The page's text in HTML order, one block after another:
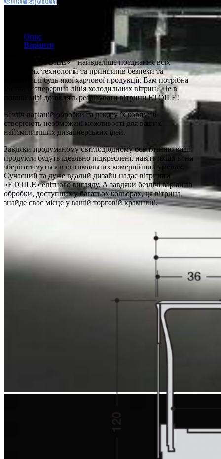
Опис
Варіанти
Вітрини «ETOILE» – найвдаліше поєднання всіх
передових технологій та принципів безпеки та
презентації будь-якої харчової продукції. Вам потрібна
містка безперервна лінія холодильних вітрин? Це в
повній мірі дозволять реалізувати вітрини ETOILE!
Безліч варіацій обробки та декору їх корпусів
створюють необмежені можливості для ваших
найсміливіших дизайнерських ідей.
Завдяки продуманому світлодіодному освітленню ваші
продукти будуть ідеально підкреслені, навіть якщо вони
зберігатимуться в оптимальних комерційних умовах.
Сучасний та дуже вдалий дизайн надає вітринам
«ETOILE» елітного вигляду. А завдяки безлічі варіантів
обробки, доступних у багатьох кольорах, ця вітрина
знайде своє місце у вашій торговій крамниці.